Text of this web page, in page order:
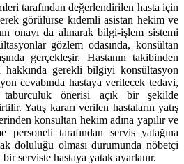
tarafından değerlendirilen hasta için
görülürse kıdemli asistan hekim ve
onayı da alınarak bilgi-işlem sistemi
gözlem odasında, konsültan
gerçekleşir. Hastanın takibinden
gerekli bilgiyi konsültasyon
cevabında hastaya verilecek tedavi,
önerisi açık bir şekilde
Yatış kararı verilen hastaların yatış
konsultan hekim adına yapılır ve
personeli tarafından servis yatağına
doluluğu olması durumunda nöbetçi
serviste hastaya yatak ayarlanır.